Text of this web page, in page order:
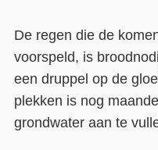
De regen die de
voorspeld, is
een druppel op de
plekken is nog
grondwater aan te